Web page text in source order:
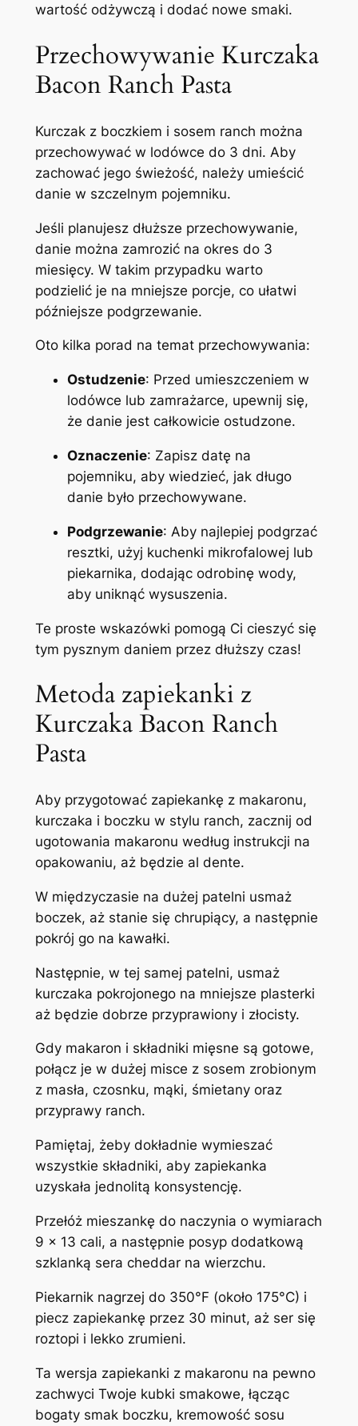
wartość odżywczą i dodać nowe smaki.
Przechowywanie Kurczaka
Bacon Ranch Pasta
Kurczak z boczkiem i sosem ranch można
przechowywać w lodówce do 3 dni. Aby
zachować jego świeżość, należy umieścić
danie w szczelnym pojemniku.
Jeśli planujesz dłuższe przechowywanie,
danie można zamrozić na okres do 3
miesięcy. W takim przypadku warto
podzielić je na mniejsze porcje, co ułatwi
późniejsze podgrzewanie.
Oto kilka porad na temat przechowywania:
Ostudzenie: Przed umieszczeniem w
lodówce lub zamrażarce, upewnij się,
że danie jest całkowicie ostudzone.
Oznaczenie: Zapisz datę na
pojemniku, aby wiedzieć, jak długo
danie było przechowywane.
Podgrzewanie: Aby najlepiej podgrzać
resztki, użyj kuchenki mikrofalowej lub
piekarnika, dodając odrobinę wody,
aby uniknąć wysuszenia.
Te proste wskazówki pomogą Ci cieszyć się
tym pysznym daniem przez dłuższy czas!
Metoda zapiekanki z
Kurczaka Bacon Ranch
Pasta
Aby przygotować zapiekankę z makaronu,
kurczaka i boczku w stylu ranch, zacznij od
ugotowania makaronu według instrukcji na
opakowaniu, aż będzie al dente.
W międzyczasie na dużej patelni usmaż
boczek, aż stanie się chrupiący, a następnie
pokrój go na kawałki.
Następnie, w tej samej patelni, usmaż
kurczaka pokrojonego na mniejsze plasterki
aż będzie dobrze przyprawiony i złocisty.
Gdy makaron i składniki mięsne są gotowe,
połącz je w dużej misce z sosem zrobionym
z masła, czosnku, mąki, śmietany oraz
przyprawy ranch.
Pamiętaj, żeby dokładnie wymieszać
wszystkie składniki, aby zapiekanka
uzyskała jednolitą konsystencję.
Przełóż mieszankę do naczynia o wymiarach
9 x 13 cali, a następnie posyp dodatkową
szklanką sera cheddar na wierzchu.
Piekarnik nagrzej do 350°F (około 175°C) i
piecz zapiekankę przez 30 minut, aż ser się
roztopi i lekko zrumieni.
Ta wersja zapiekanki z makaronu na pewno
zachwyci Twoje kubki smakowe, łącząc
bogaty smak boczku, kremowość sosu